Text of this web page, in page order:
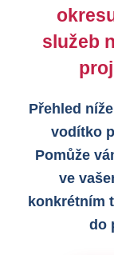
služeb
Přehled
vodítko
Pomůže
ve
konkrétním
do